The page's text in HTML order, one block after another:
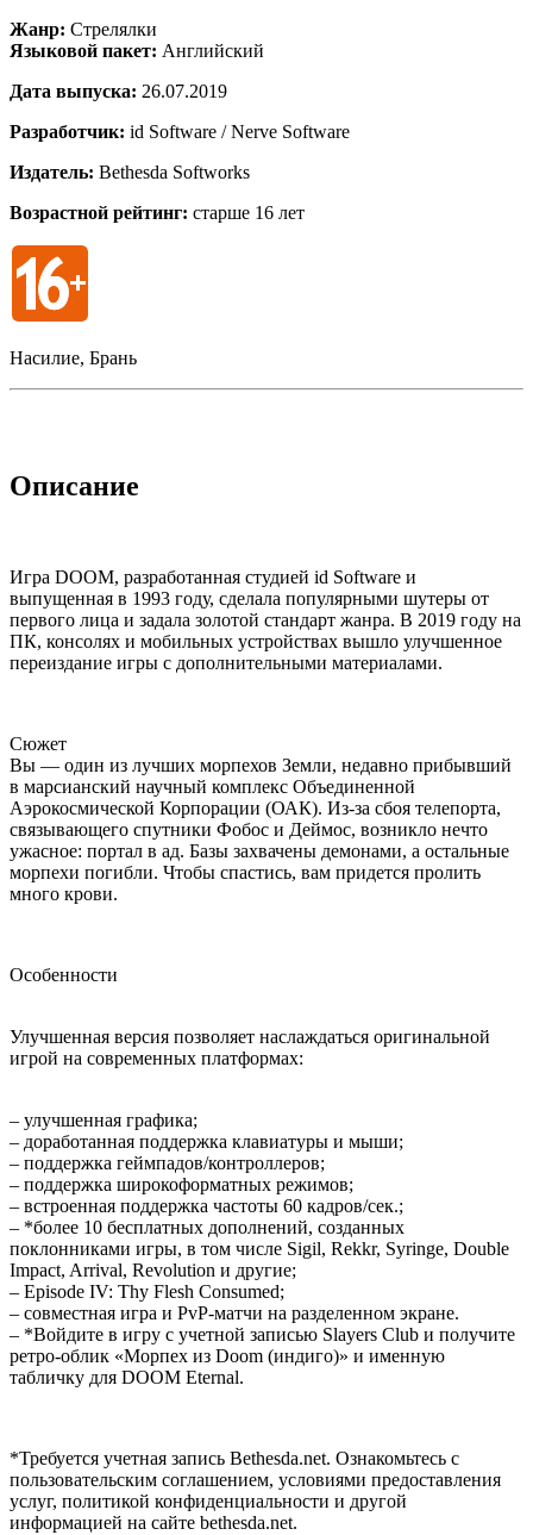
Жанр: Стрелялки
Языковой пакет: Английский
Дата выпуска: 26.07.2019
Разработчик: id Software / Nerve Software
Издатель: Bethesda Softworks
Возрастной рейтинг: старше 16 лет
Насилие, Брань
Описание
Игра DOOM, разработанная студией id Software и
выпущенная в 1993 году, сделала популярными шутеры от
первого лица и задала золотой стандарт жанра. В 2019 году на
ПК, консолях и мобильных устройствах вышло улучшенное
переиздание игры с дополнительными материалами.
Сюжет
Вы — один из лучших морпехов Земли, недавно прибывший
в марсианский научный комплекс Объединенной
Аэрокосмической Корпорации (ОАК). Из-за сбоя телепорта,
связывающего спутники Фобос и Деймос, возникло нечто
ужасное: портал в ад. Базы захвачены демонами, а остальные
морпехи погибли. Чтобы спастись, вам придется пролить
много крови.
Особенности
Улучшенная версия позволяет наслаждаться оригинальной
игрой на современных платформах:
– улучшенная графика;
– доработанная поддержка клавиатуры и мыши;
– поддержка геймпадов/контроллеров;
– поддержка широкоформатных режимов;
– встроенная поддержка частоты 60 кадров/сек.;
– *более 10 бесплатных дополнений, созданных
поклонниками игры, в том числе Sigil, Rekkr, Syringe, Double
Impact, Arrival, Revolution и другие;
– Episode IV: Thy Flesh Consumed;
– совместная игра и PvP-матчи на разделенном экране.
– *Войдите в игру с учетной записью Slayers Club и получите
ретро-облик «Морпех из Doom (индиго)» и именную
табличку для DOOM Eternal.
*Требуется учетная запись Bethesda.net. Ознакомьтесь с
пользовательским соглашением, условиями предоставления
услуг, политикой конфиденциальности и другой
информацией на сайте bethesda.net.